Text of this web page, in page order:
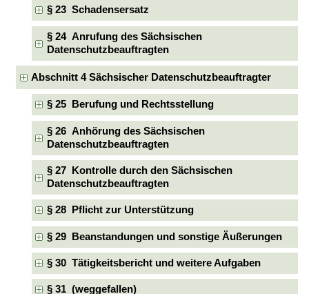
§ 23 Schadensersatz
§ 24 Anrufung des Sächsischen
Datenschutzbeauftragten
Abschnitt 4 Sächsischer Datenschutzbeauftragter
§ 25 Berufung und Rechtsstellung
§ 26 Anhörung des Sächsischen
Datenschutzbeauftragten
§ 27 Kontrolle durch den Sächsischen
Datenschutzbeauftragten
§ 28 Pflicht zur Unterstützung
§ 29 Beanstandungen und sonstige Äußerungen
§ 30 Tätigkeitsbericht und weitere Aufgaben
§ 31 (weggefallen)